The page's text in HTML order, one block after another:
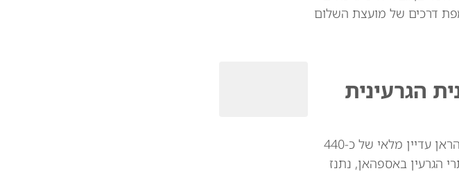
דרכים של מועצת השלום
הגרעינית
למרות התקיפות האמריקאיות באתרי ההעשרה המרכזיים, מומחים מעריכים כי לטהראן עדיין מלאי של כ-440
הגרעין באספהאן, נתנז